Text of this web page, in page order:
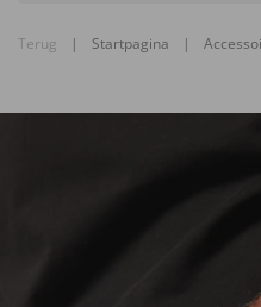
Terug | Startpagina |